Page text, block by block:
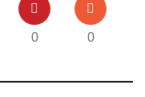
0 0